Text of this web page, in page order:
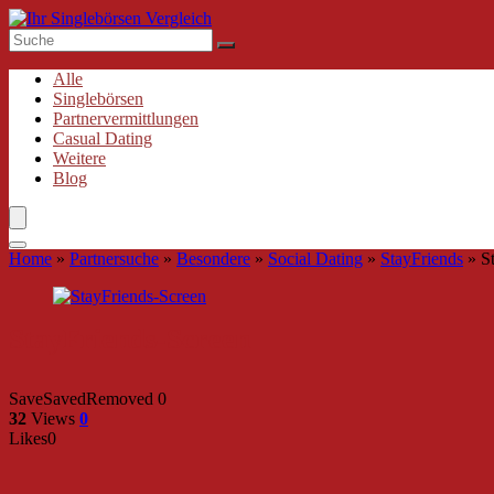
Alle
Singlebörsen
Partnervermittlungen
Casual Dating
Weitere
Blog
Home » Partnersuche » Besondere » Social Dating » StayFriends »
SaveSavedRemoved 0
32 Views 0
Likes0